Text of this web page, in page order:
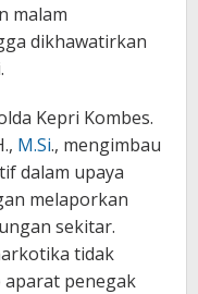
malam
dikhawatirkan
Kepri Kombes.
M.Si., mengimbau
dalam upaya
melaporkan
sekitar.
tidak
aparat penegak